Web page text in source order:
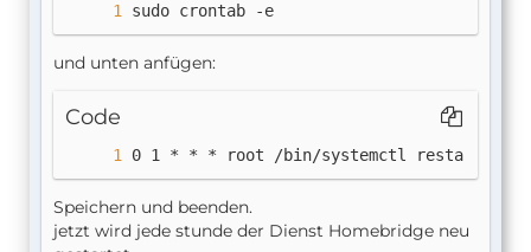
sudo crontab -e
und unten anfügen:
Code
0 1 * * * root /bin/systemctl restart
Speichern und beenden.
jetzt wird jede stunde der Dienst Homebridge neu